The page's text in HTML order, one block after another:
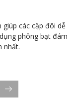
giúp các cặp đôi dễ
phông bạt đám
nhất.